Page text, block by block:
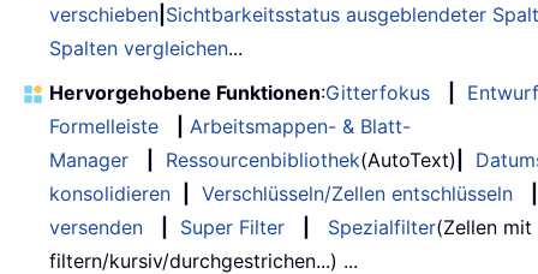
verschieben Sichtbarkeitsstatus ausgeblendeter
Spalten vergleichen...
Hervorgehobene Funktionen:Gitterfokus
Entwurf
Formelleiste
Arbeitsmappen- & Blatt-
Manager
Ressourcenbibliothek(AutoText)
konsolidieren
Verschlüsseln/Zellen entschlüsseln
versenden
Super Filter Spezialfilter(Zellen
filtern/kursiv/durchgestrichen...) ...